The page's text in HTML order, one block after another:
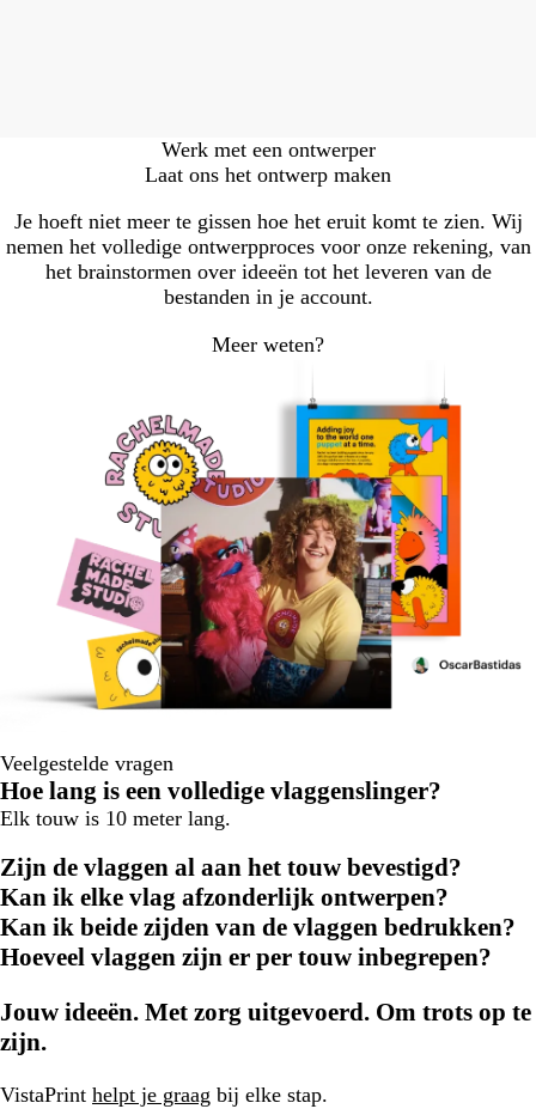
Werk met een ontwerper
Laat ons het ontwerp maken
Je hoeft niet meer te gissen hoe het eruit komt te zien. Wij
nemen het volledige ontwerpproces voor onze rekening, van
het brainstormen over ideeën tot het leveren van de
bestanden in je account.
Meer weten?
Veelgestelde vragen
Hoe lang is een volledige vlaggenslinger?
Elk touw is 10 meter lang.
Zijn de vlaggen al aan het touw bevestigd?
Kan ik elke vlag afzonderlijk ontwerpen?
Kan ik beide zijden van de vlaggen bedrukken?
Hoeveel vlaggen zijn er per touw inbegrepen?
Jouw ideeën. Met zorg uitgevoerd. Om trots op te
zijn.
VistaPrint helpt je graag bij elke stap.